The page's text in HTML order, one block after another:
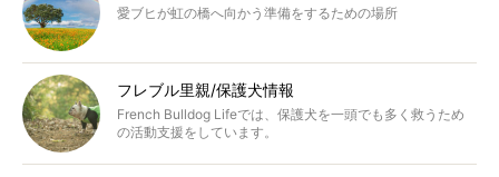
愛ブヒが虹の橋へ向かう準備をするための場所
フレブル里親/保護犬情報
French Bulldog Lifeでは、保護犬を一頭でも多く救うため
の活動支援をしています。